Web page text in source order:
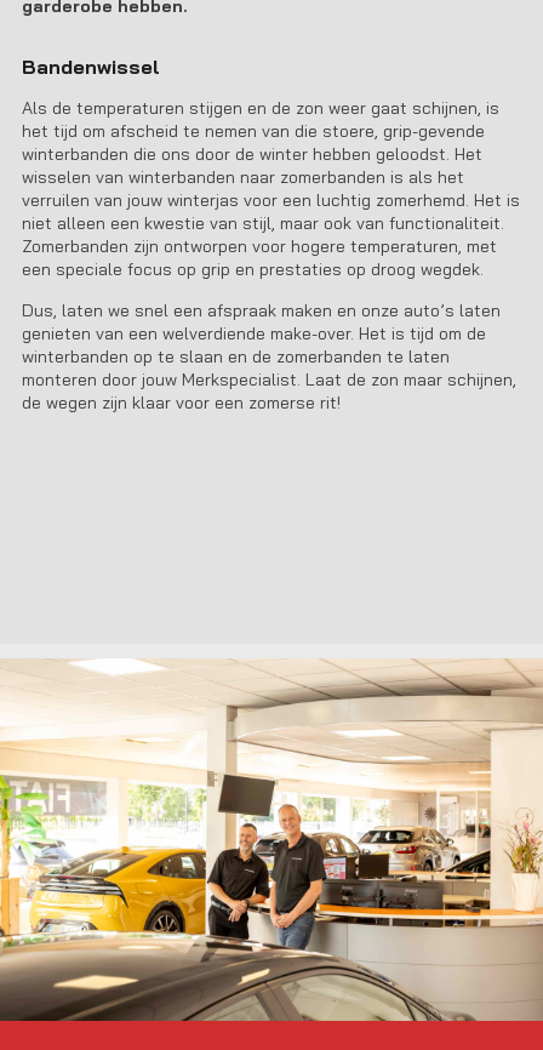
garderobe hebben.
Bandenwissel
Als de temperaturen stijgen en de zon weer gaat schijnen, is
het tijd om afscheid te nemen van die stoere, grip-gevende
winterbanden die ons door de winter hebben geloodst. Het
wisselen van winterbanden naar zomerbanden is als het
verruilen van jouw winterjas voor een luchtig zomerhemd. Het is
niet alleen een kwestie van stijl, maar ook van functionaliteit.
Zomerbanden zijn ontworpen voor hogere temperaturen, met
een speciale focus op grip en prestaties op droog wegdek.
Dus, laten we snel een afspraak maken en onze auto’s laten
genieten van een welverdiende make-over. Het is tijd om de
winterbanden op te slaan en de zomerbanden te laten
monteren door jouw Merkspecialist. Laat de zon maar schijnen,
de wegen zijn klaar voor een zomerse rit!